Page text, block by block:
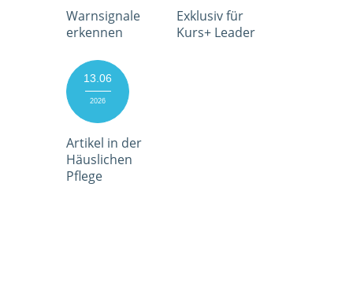
Warnsignale
erkennen
Exklusiv für
Kurs+ Leader
13.06
2026
Artikel in der
Häuslichen
Pflege